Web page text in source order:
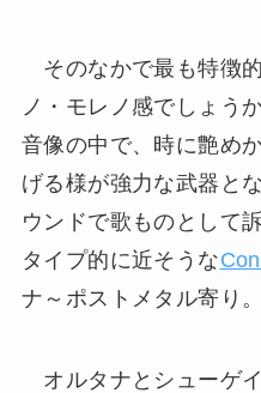
そのなかで最も特徴
ノ・モレノ感でしょう
音像の中で、時に艶め
げる様が強力な武器と
ウンドで歌ものとして
タイプ的に近そうな
ナ～ポストメタル寄り。
オルタナとシューゲ